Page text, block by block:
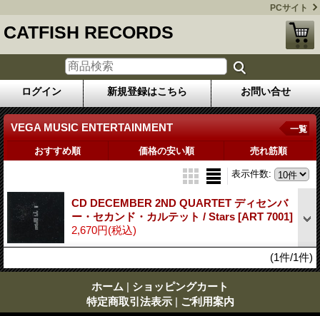
PCサイト
CATFISH RECORDS
ログイン 新規登録はこちら お問い合せ
VEGA MUSIC ENTERTAINMENT 一覧
おすすめ順 価格の安い順 売れ筋順
表示件数:
CD DECEMBER 2ND QUARTET ディセンバ
ー・セカンド・カルテット / Stars [ART 7001]
2,670円(税込)
(1件/1件)
ホーム | ショッピングカート
特定商取引法表示 | ご利用案内